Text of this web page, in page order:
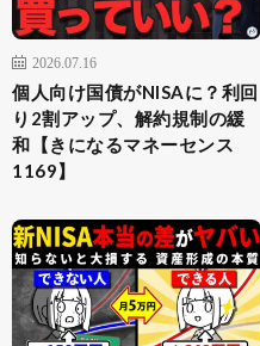
2026.07.16
個人向け国債がNISAに？利回
り2割アップ、解約規制の緩
和【きになるマネーセンス
1169】